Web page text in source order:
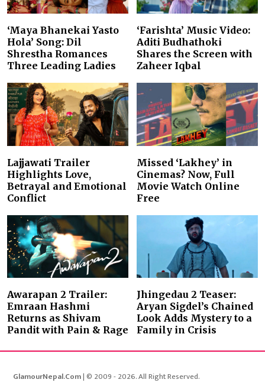
‘Maya Bhanekai Yasto
Hola’ Song: Dil
Shrestha Romances
Three Leading Ladies
‘Farishta’ Music Video:
Aditi Budhathoki
Shares the Screen with
Zaheer Iqbal
Lajjawati Trailer
Highlights Love,
Betrayal and Emotional
Conflict
Missed ‘Lakhey’ in
Cinemas? Now, Full
Movie Watch Online
Free
Awarapan 2 Trailer:
Emraan Hashmi
Returns as Shivam
Pandit with Pain & Rage
Jhingedau 2 Teaser:
Aryan Sigdel’s Chained
Look Adds Mystery to a
Family in Crisis
GlamourNepal.Com| © 2009 - 2026. All Right Reserved.